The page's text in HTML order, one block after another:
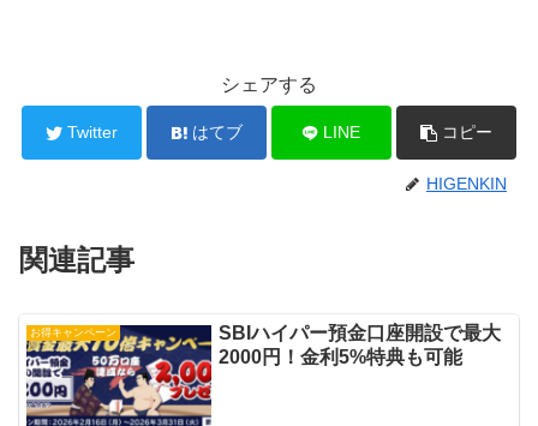
シェアする
Twitter はてブ LINE コピー
HIGENKIN
関連記事
お得キャンペーン
SBIハイパー預金口座開設で最大
2000円！金利5%特典も可能